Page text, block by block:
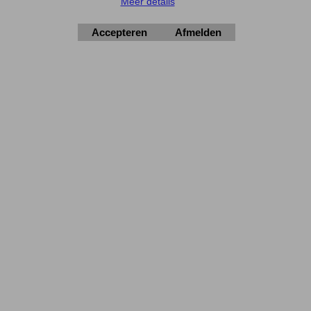
Zet bij 'Opmerkingen' (tijdens het invullen van de adres gegevens) 'OP
REKENING'.
Accepteren Afmelden